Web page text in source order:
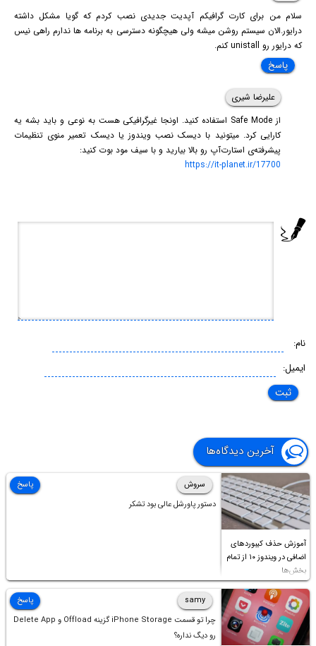
سلام من برای کارت گرافیکم آپدیت جدیدی نصب کردم که گویا مشکل داشته
درایور.الان سیستم روشن میشه ولی هیچگونه دسترسی به برنامه ها ندارم راهی نیس
که درایور رو unistall کنم.
پاسخ
علیرضا شیری
از Safe Mode استفاده کنید. اونجا غیرگرافیکی هست به نوعی و باید بشه یه
کارایی کرد. میتونید با دیسک نصب ویندوز یا دیسک تعمیر منوی تنظیمات
پیشرفته‌ی استارت‌آپ رو بالا بیارید و با سیف مود بوت کنید:
https://it-planet.ir/17700
نام:
ایمیل:
آخرین دیدگاه‌ها
آموزش حذف کیبوردهای
اضافی در ویندوز ۱۰ از تمام
بخش‌ها
سروش
دستور پاورشل عالی بود تشکر
پاسخ
samy
چرا تو قسمت iPhone Storage گزینه Offload و Delete App
رو دیگ نداره؟
پاسخ